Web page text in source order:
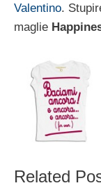
Valentino.
maglie
Related